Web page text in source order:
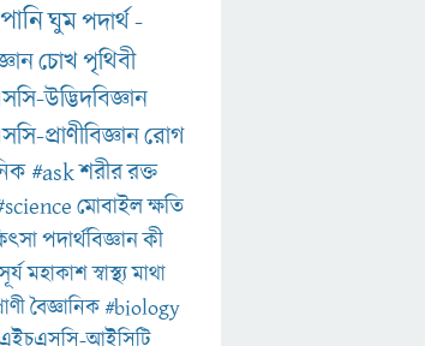
পানিঘুমপদার্থ-
চোখপৃথিবী
উদ্ভিদবিজ্ঞান
প্রাণীবিজ্ঞানরোগ
#askশরীররক্ত
মোবাইলক্ষতি
পদার্থবিজ্ঞানকী
মহাকাশস্বাস্থ্যমাথা
বৈজ্ঞানিক#biology